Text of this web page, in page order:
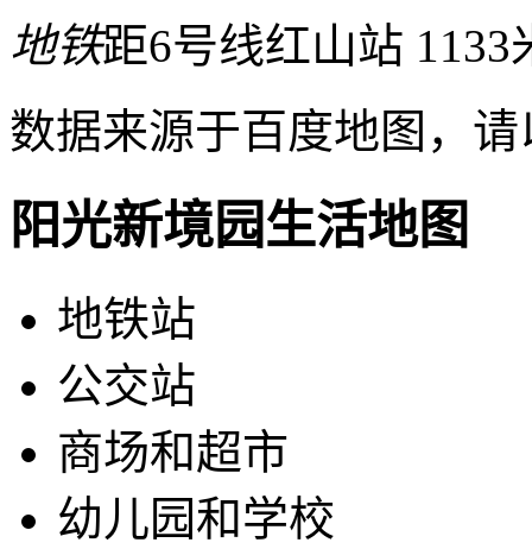
地铁距6号线红山站 1133
数据来源于百度地图，
阳光新境园生活地图
地铁站
公交站
商场和超市
幼儿园和学校